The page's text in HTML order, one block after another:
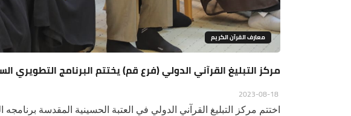
معارف القرآن الكريم
مركز التبليغ القرآني الدولي (فرع قم) يختتم البرنامج التطويري
اختتم مركز التبليغ القرآني الدولي في العتبة الحسينية المقدسة